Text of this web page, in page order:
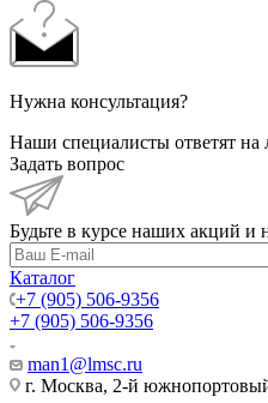
Нужна консультация?
Наши специалисты ответят
Задать вопрос
Будьте в курсе наших акций и
Каталог
+7 (905) 506-9356
+7 (905) 506-9356
man1@lmsc.ru
г. Москва, 2-й